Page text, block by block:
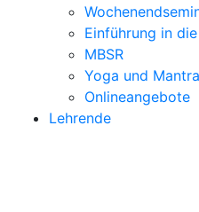
Einführung in
MBSR
Yoga und
Onlineangebote
Lehrende